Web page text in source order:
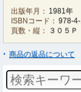
出版年月： 1981年
ISBNコード： 978-
頁数・縦：
３０５
商品の返品について